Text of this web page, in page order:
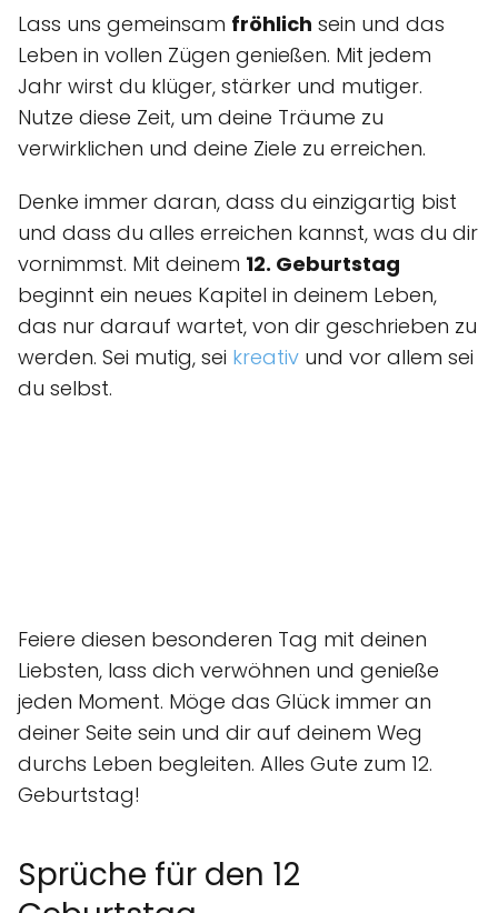
Lass uns gemeinsam fröhlich sein und das
Leben in vollen Zügen genießen. Mit jedem
Jahr wirst du klüger, stärker und mutiger.
Nutze diese Zeit, um deine Träume zu
verwirklichen und deine Ziele zu erreichen.
Denke immer daran, dass du einzigartig bist
und dass du alles erreichen kannst, was du dir
vornimmst. Mit deinem 12. Geburtstag
beginnt ein neues Kapitel in deinem Leben,
das nur darauf wartet, von dir geschrieben zu
werden. Sei mutig, sei kreativ und vor allem sei
du selbst.
Feiere diesen besonderen Tag mit deinen
Liebsten, lass dich verwöhnen und genieße
jeden Moment. Möge das Glück immer an
deiner Seite sein und dir auf deinem Weg
durchs Leben begleiten. Alles Gute zum 12.
Geburtstag!
Sprüche für den 12